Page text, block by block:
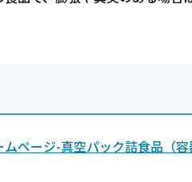
ページ-真空パック詰食品（